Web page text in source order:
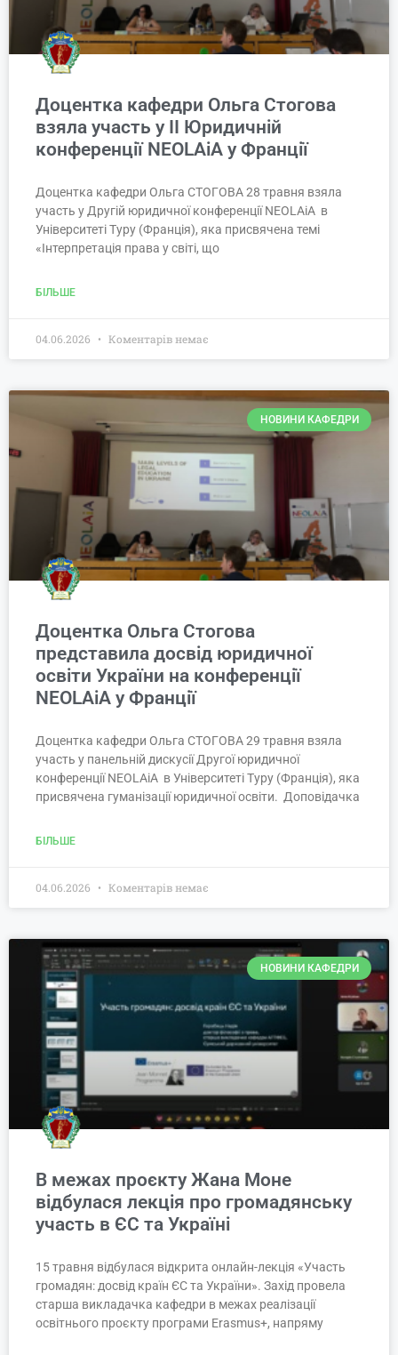
Доцентка кафедри Ольга Стогова
взяла участь у ІІ Юридичній
конференції NEOLAiA у Франції
Доцентка кафедри Ольга СТОГОВА 28 травня взяла
участь у Другій юридичної конференції NEOLAiA в
Університеті Туру (Франція), яка присвячена темі
«Інтерпретація права у світі, що
БІЛЬШЕ
04.06.2026 Коментарів немає
НОВИНИ КАФЕДРИ
Доцентка Ольга Стогова
представила досвід юридичної
освіти України на конференції
NEOLAiA у Франції
Доцентка кафедри Ольга СТОГОВА 29 травня взяла
участь у панельній дискусії Другої юридичної
конференції NEOLAiA в Університеті Туру (Франція), яка
присвячена гуманізації юридичної освіти. Доповідачка
БІЛЬШЕ
04.06.2026 Коментарів немає
НОВИНИ КАФЕДРИ
В межах проєкту Жана Моне
відбулася лекція про громадянську
участь в ЄС та Україні
15 травня відбулася відкрита онлайн-лекція «Участь
громадян: досвід країн ЄС та України». Захід провела
старша викладачка кафедри в межах реалізації
освітнього проєкту програми Erasmus+, напряму